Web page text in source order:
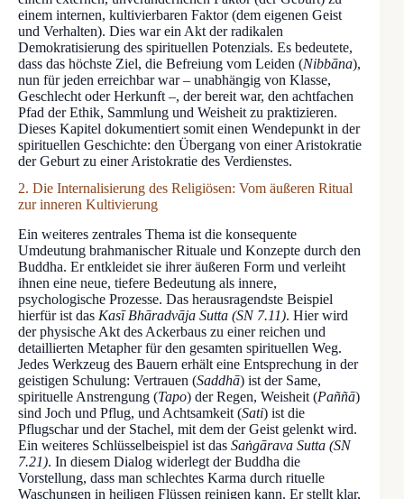
einem internen, kultivierbaren Faktor (dem eigenen Geist
und Verhalten). Dies war ein Akt der radikalen
Demokratisierung des spirituellen Potenzials. Es bedeutete,
dass das höchste Ziel, die Befreiung vom Leiden (Nibbāna),
nun für jeden erreichbar war – unabhängig von Klasse,
Geschlecht oder Herkunft –, der bereit war, den achtfachen
Pfad der Ethik, Sammlung und Weisheit zu praktizieren.
Dieses Kapitel dokumentiert somit einen Wendepunkt in der
spirituellen Geschichte: den Übergang von einer Aristokratie
der Geburt zu einer Aristokratie des Verdienstes.
2. Die Internalisierung des Religiösen: Vom äußeren Ritual
zur inneren Kultivierung
Ein weiteres zentrales Thema ist die konsequente
Umdeutung brahmanischer Rituale und Konzepte durch den
Buddha. Er entkleidet sie ihrer äußeren Form und verleiht
ihnen eine neue, tiefere Bedeutung als innere,
psychologische Prozesse. Das herausragendste Beispiel
hierfür ist das Kasī Bhāradvāja Sutta (SN 7.11). Hier wird
der physische Akt des Ackerbaus zu einer reichen und
detaillierten Metapher für den gesamten spirituellen Weg.
Jedes Werkzeug des Bauern erhält eine Entsprechung in der
geistigen Schulung: Vertrauen (Saddhā) ist der Same,
spirituelle Anstrengung (Tapo) der Regen, Weisheit (Paññā)
sind Joch und Pflug, und Achtsamkeit (Sati) ist die
Pflugschar und der Stachel, mit dem der Geist gelenkt wird.
Ein weiteres Schlüsselbeispiel ist das Saṅgārava Sutta (SN
7.21). In diesem Dialog widerlegt der Buddha die
Vorstellung, dass man schlechtes Karma durch rituelle
Waschungen in heiligen Flüssen reinigen kann. Er stellt klar,